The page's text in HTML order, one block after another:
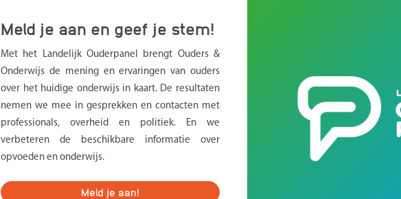
Meld je aan en geef je stem!
Met het Landelijk Ouderpanel brengt Ouders &
Onderwijs de mening en ervaringen van ouders
over het huidige onderwijs in kaart. De resultaten
nemen we mee in gesprekken en contacten met
professionals, overheid en politiek. En we
verbeteren de beschikbare informatie over
opvoeden en onderwijs.
Meld je aan!